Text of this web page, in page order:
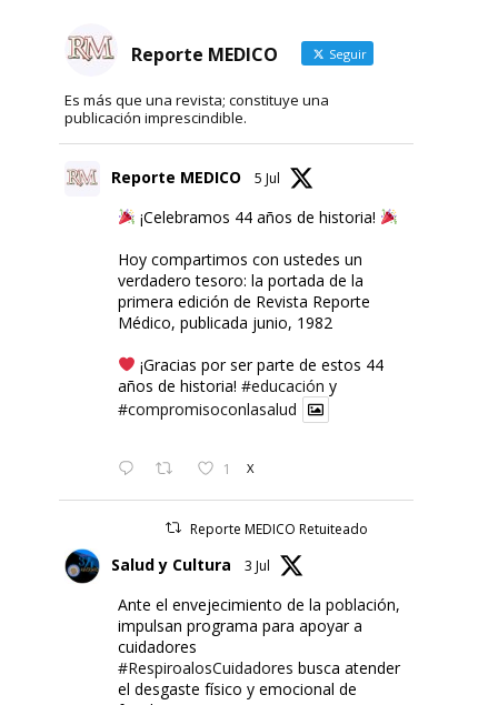
Reporte MEDICO Seguir
Es más que una revista; constituye una
publicación imprescindible.
Reporte MEDICO 5 Jul
¡Celebramos 44 años de historia!
Hoy compartimos con ustedes un
verdadero tesoro: la portada de la
primera edición de Revista Reporte
Médico, publicada junio, 1982
¡Gracias por ser parte de estos 44
años de historia! #educación y
#compromisoconlasalud
1 X
Reporte MEDICO Retuiteado
Salud y Cultura 3 Jul
Ante el envejecimiento de la población,
impulsan programa para apoyar a
cuidadores
#RespiroalosCuidadores busca atender
el desgaste físico y emocional de